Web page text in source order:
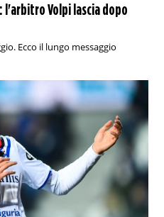
l'arbitro Volpi lascia dopo
Ecco il lungo messaggio